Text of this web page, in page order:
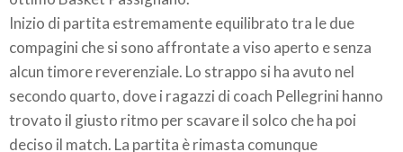
Inizio di partita estremamente equilibrato tra le due
compagini che si sono affrontate a viso aperto e senza
alcun timore reverenziale. Lo strappo si ha avuto nel
secondo quarto, dove i ragazzi di coach Pellegrini hanno
trovato il giusto ritmo per scavare il solco che ha poi
deciso il match. La partita è rimasta comunque